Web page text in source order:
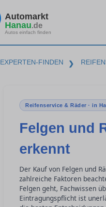
Automarkt
Hanau.de
Autos einfach finden
EXPERTEN-FINDEN ❯
Reifenservice & Räder · in
Felgen und
erkennt
Der Kauf von Felgen und
zahlreiche Faktoren
Felgen geht, Fachwissen
Eintragungspflicht ist